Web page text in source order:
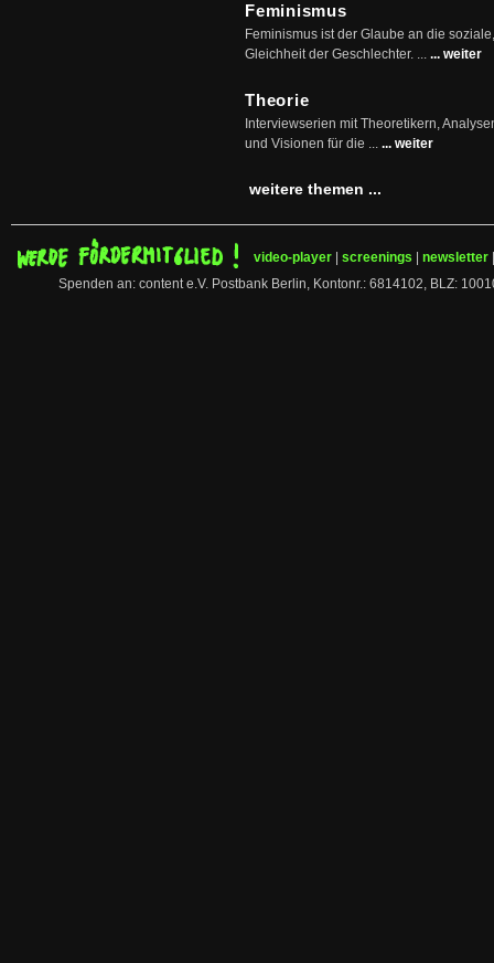
Feminismus
Feminismus ist der Glaube an die
Gleichheit der Geschlechter. ... ... weiter
Theorie
Interviewserien mit Theoretikern,
und Visionen für die ... ... weiter
weitere themen ...
video-player screenings newsletter
Spenden an: content e.V. Postbank Berlin, Kontonr.: 6814102, BLZ: